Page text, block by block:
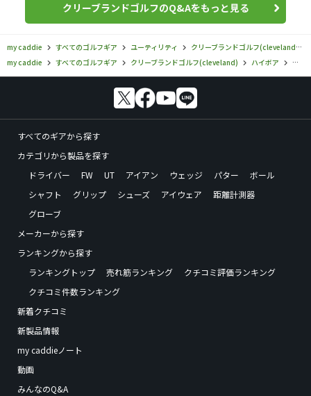
クリーブランドゴルフのQ&Aをもっと見る
my caddie すべてのゴルフギア ユーティリティ
クリーブランドゴルフ(cleveland)
my caddie
すべてのゴルフギア クリーブランドゴルフ(cleveland) ハイボア クリ
すべてのギアから探す
カテゴリから製品を探す
ドライバー
FW UT アイアン ウェッジ パター
ボール
シャフト
グリップ シューズ アイウェア
距離計測器
グローブ
メーカーから探す
ランキングから探す
ランキングトップ
売れ筋ランキング
クチコミ評価ランキング
クチコミ件数ランキング
新着クチコミ
新製品情報
my caddieノート
動画
みんなのQ&A